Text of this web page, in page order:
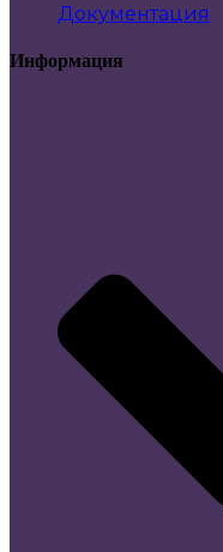
Документация
Информация